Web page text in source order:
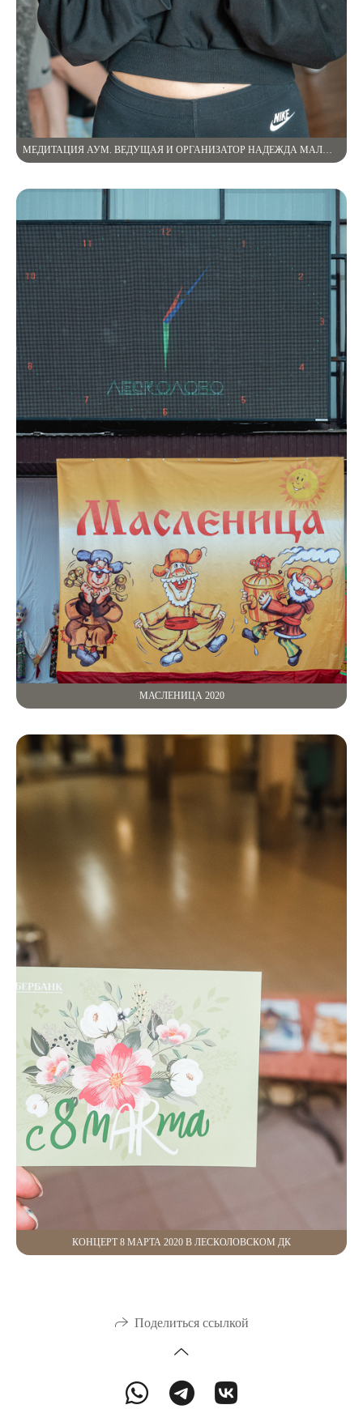
МАСЛЕНИЦА 2020
КОНЦЕРТ 8 МАРТА 2020 В ЛЕСКОЛОВСКОМ ДК
Поделиться ссылкой